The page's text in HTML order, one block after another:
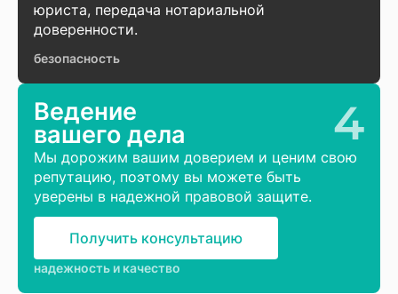
юриста, передача нотариальной
доверенности.
безопасность
Ведение
вашего дела
4
Мы дорожим вашим доверием и ценим свою
репутацию, поэтому вы можете быть
уверены в надежной правовой защите.
Получить консультацию
надежность и качество